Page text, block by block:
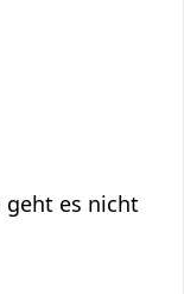
geht es nicht